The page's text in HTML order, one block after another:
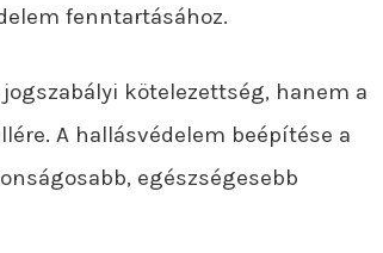
fenntartásához.
kötelezettség, hanem a
A hallásvédelem beépítése a
egészségesebb